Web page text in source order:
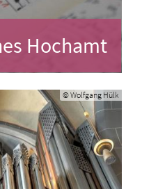
Hochamt
© Wolfgang Hülk